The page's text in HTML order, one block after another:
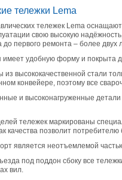
тележки Lema
тележек Lema
свою высокую
до первого ремонта – более двух
имеет удобную форму и
из высококачественной стали
конвейере, поэтому все
и высоконагруженные
тележек маркированы
качества позволит
является неотъемлемой
под поддон сбоку все
вил.